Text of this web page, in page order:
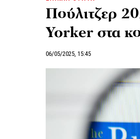
Πούλιτζερ
Yorker στα
06/05/2025, 15:45